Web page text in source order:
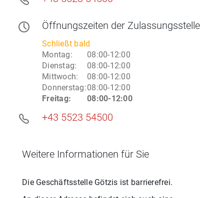
Öffnungszeiten der Zulassungsstelle
Schließt bald
Montag:
08:00-12:00
Dienstag:
08:00-12:00
Mittwoch:
08:00-12:00
Donnerstag:08:00-12:00
Freitag: 08:00-12:00
+43 5523 54500
Weitere Informationen für Sie
Die Geschäftsstelle Götzis ist barrierefrei.